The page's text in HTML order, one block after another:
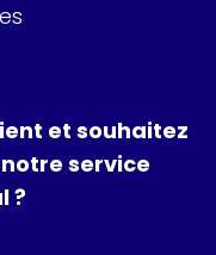
et souhaitez
service
?